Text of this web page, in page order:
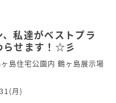
私達がベストプラ
らせます！☆彡
島住宅公園内 鶴ヶ島展示場
月)